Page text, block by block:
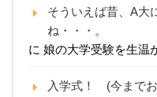
そういえば昔、A大
ね・・・。
に 娘の大学受験を生温
入学式！ (今まで